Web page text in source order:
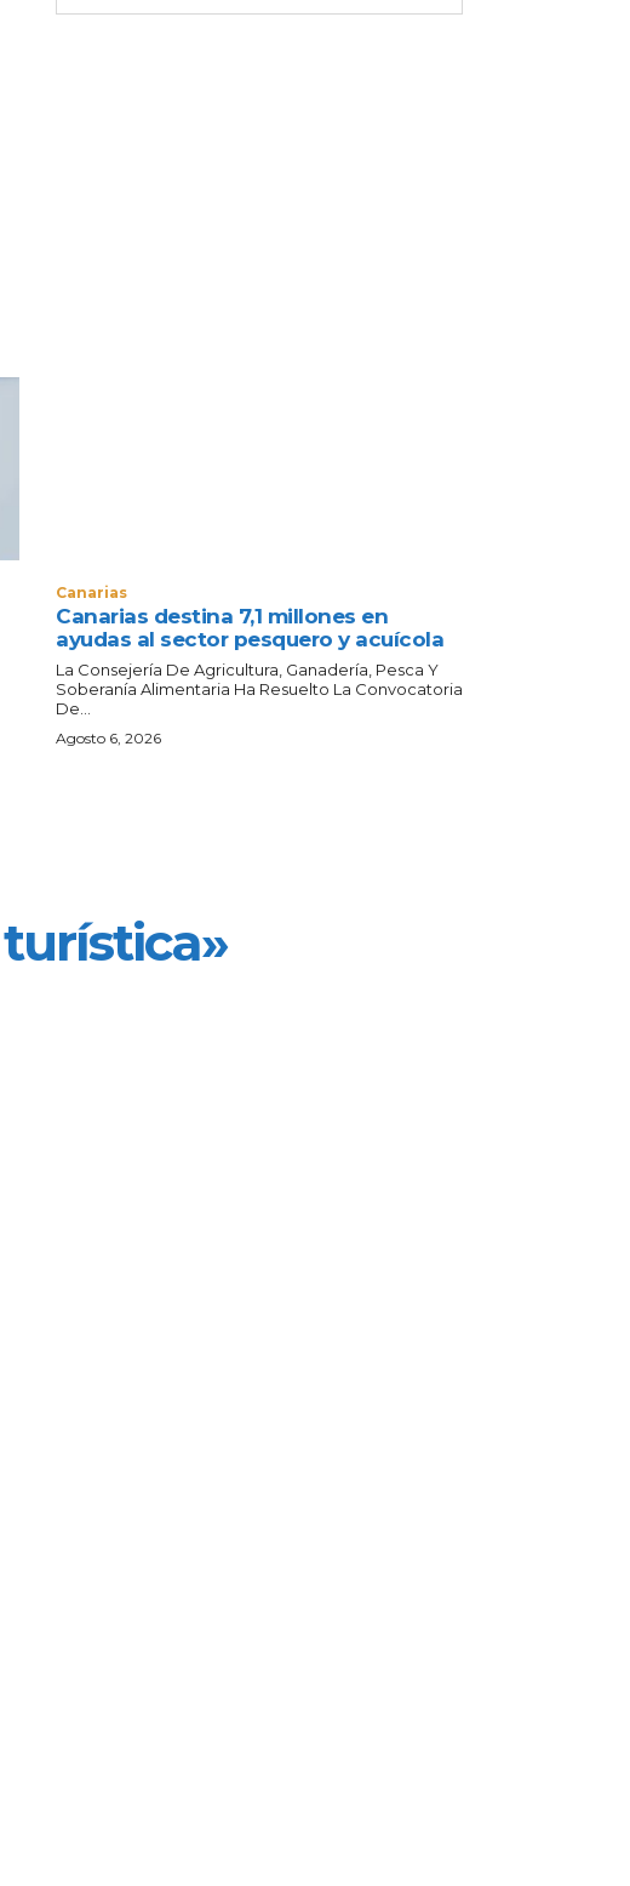
Canarias
Canarias destina 7,1 millones en
ayudas al sector pesquero y acuícola
La Consejería De Agricultura, Ganadería, Pesca Y
Soberanía Alimentaria Ha Resuelto La Convocatoria
De...
Agosto 6, 2026